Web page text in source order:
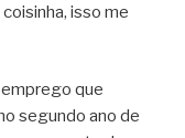
isso me
que
segundo ano de